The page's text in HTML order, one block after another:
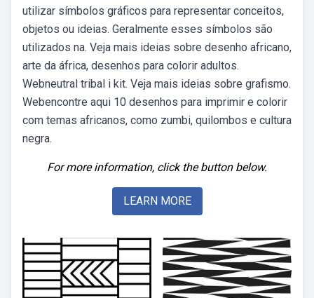
utilizar símbolos gráficos para representar conceitos,
objetos ou ideias. Geralmente esses símbolos são
utilizados na. Veja mais ideias sobre desenho africano,
arte da áfrica, desenhos para colorir adultos.
Webneutral tribal i kit. Veja mais ideias sobre grafismo.
Webencontre aqui 10 desenhos para imprimir e colorir
com temas africanos, como zumbi, quilombos e cultura
negra.
For more information, click the button below.
LEARN MORE